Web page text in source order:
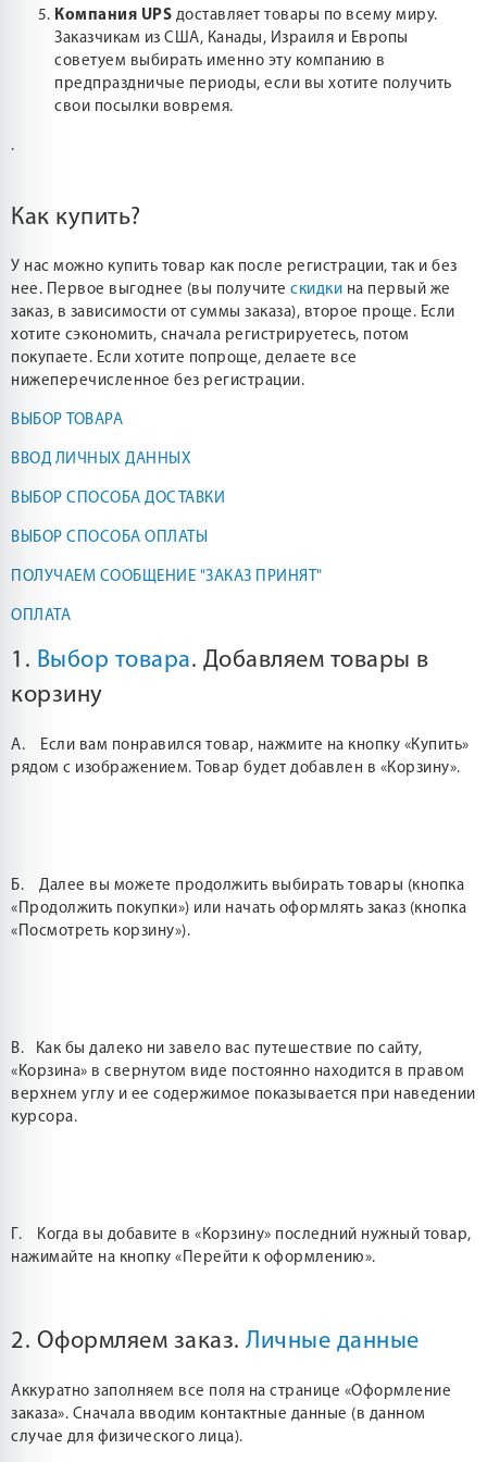
Компания UPS доставляет товары по всему миру.
Заказчикам из США, Канады, Израиля и Европы
советуем выбирать именно эту компанию в
предпраздничые периоды, если вы хотите получить
свои посылки вовремя.
.
Как купить?
У нас можно купить товар как после регистрации, так и без
нее. Первое выгоднее (вы получите скидки на первый же
заказ, в зависимости от суммы заказа), второе проще. Если
хотите сэкономить, сначала регистрируетесь, потом
покупаете. Если хотите попроще, делаете все
нижеперечисленное без регистрации.
ВЫБОР ТОВАРА
ВВОД ЛИЧНЫХ ДАННЫХ
ВЫБОР СПОСОБА ДОСТАВКИ
ВЫБОР СПОСОБА ОПЛАТЫ
ПОЛУЧАЕМ СООБЩЕНИЕ "ЗАКАЗ ПРИНЯТ"
ОПЛАТА
1. Выбор товара. Добавляем товары в
корзину
А. Если вам понравился товар, нажмите на кнопку «Купить»
рядом с изображением. Товар будет добавлен в «Корзину».
Б. Далее вы можете продолжить выбирать товары (кнопка
«Продолжить покупки») или начать оформлять заказ (кнопка
«Посмотреть корзину»).
В. Как бы далеко ни завело вас путешествие по сайту,
«Корзина» в свернутом виде постоянно находится в правом
верхнем углу и ее содержимое показывается при наведении
курсора.
Г. Когда вы добавите в «Корзину» последний нужный товар,
нажимайте на кнопку «Перейти к оформлению».
2. Оформляем заказ. Личные данные
Аккуратно заполняем все поля на странице «Оформление
заказа». Сначала вводим контактные данные (в данном
случае для физического лица).